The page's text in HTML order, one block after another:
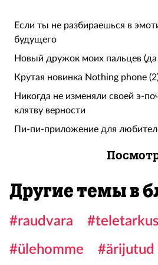
Если ты не разбираешься в
будущего
Новый дружок моих пальцев (да
Крутая новинка Nothing phone
Никогда не изменяли своей э-
клятву верности
Пи-пи-приложение для
Другие темы в
#raudvara #teletarkus
#ülehomme
#ärijutud